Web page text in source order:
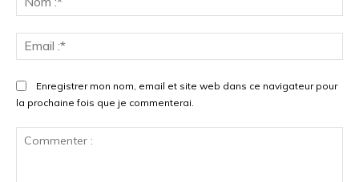
:*
:*
Enregistrer mon nom, email et site web dans ce navigateur pour
la prochaine fois que je commenterai.